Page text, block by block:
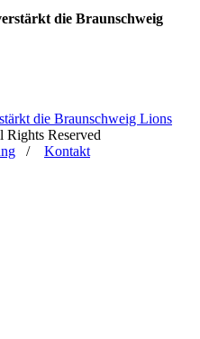
die Braunschweig
die Braunschweig Lions
Reserved
/ Kontakt